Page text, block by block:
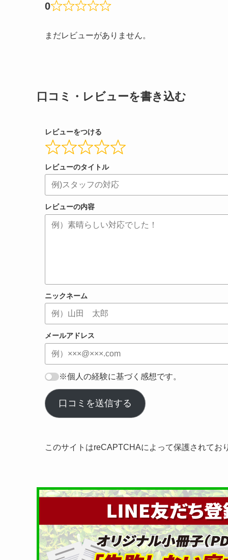
0
まだレビューがありません。
口コミ・レビューを書き込む
レビューをつける
レビューのタイトル
レビューの内容
ニックネーム
メールアドレス
※個人の経験に基づく感想です。
口コミを送信する
このサイトはreCAPTCHAによって保護されてお